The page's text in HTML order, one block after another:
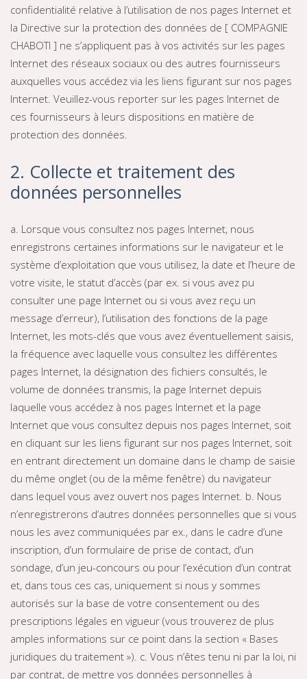
confidentialité relative à l’utilisation de nos pages Internet et
la Directive sur la protection des données de [ COMPAGNIE
CHABOTI ] ne s’appliquent pas à vos activités sur les pages
Internet des réseaux sociaux ou des autres fournisseurs
auxquelles vous accédez via les liens figurant sur nos pages
Internet. Veuillez-vous reporter sur les pages Internet de
ces fournisseurs à leurs dispositions en matière de
protection des données.
2. Collecte et traitement des
données personnelles
a. Lorsque vous consultez nos pages Internet, nous
enregistrons certaines informations sur le navigateur et le
système d’exploitation que vous utilisez, la date et l’heure de
votre visite, le statut d’accès (par ex. si vous avez pu
consulter une page Internet ou si vous avez reçu un
message d’erreur), l’utilisation des fonctions de la page
Internet, les mots-clés que vous avez éventuellement saisis,
la fréquence avec laquelle vous consultez les différentes
pages Internet, la désignation des fichiers consultés, le
volume de données transmis, la page Internet depuis
laquelle vous accédez à nos pages Internet et la page
Internet que vous consultez depuis nos pages Internet, soit
en cliquant sur les liens figurant sur nos pages Internet, soit
en entrant directement un domaine dans le champ de saisie
du même onglet (ou de la même fenêtre) du navigateur
dans lequel vous avez ouvert nos pages Internet. b. Nous
n’enregistrerons d’autres données personnelles que si vous
nous les avez communiquées par ex., dans le cadre d’une
inscription, d’un formulaire de prise de contact, d’un
sondage, d’un jeu-concours ou pour l’exécution d’un contrat
et, dans tous ces cas, uniquement si nous y sommes
autorisés sur la base de votre consentement ou des
prescriptions légales en vigueur (vous trouverez de plus
amples informations sur ce point dans la section « Bases
juridiques du traitement »). c. Vous n’êtes tenu ni par la loi, ni
par contrat, de mettre vos données personnelles à